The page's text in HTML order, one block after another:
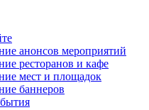
анонсов мероприятий
ресторанов и кафе
мест и площадок
баннеров